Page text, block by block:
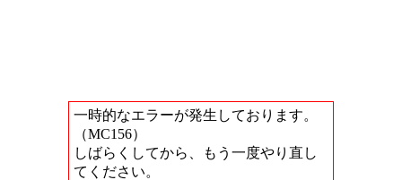
一時的なエラーが発生しております。
（MC156）
しばらくしてから、もう一度やり直し
てください。